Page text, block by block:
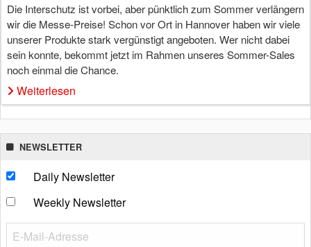
Die Interschutz ist vorbei, aber pünktlich zum Sommer verlängern
wir die Messe-Preise! Schon vor Ort in Hannover haben wir viele
unserer Produkte stark vergünstigt angeboten. Wer nicht dabei
sein konnte, bekommt jetzt im Rahmen unseres Sommer-Sales
noch einmal die Chance.
Weiterlesen
NEWSLETTER
Daily Newsletter
Weekly Newsletter